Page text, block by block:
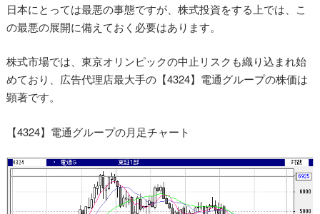
日本にとっては最悪の事態ですが、株式投資をする上では、こ
の最悪の展開に備えておく必要はあります。
株式市場では、東京オリンピックの中止リスクも織り込まれ始
めており、広告代理店最大手の【4324】電通グループの株価は
顕著です。
【4324】電通グループの月足チャート